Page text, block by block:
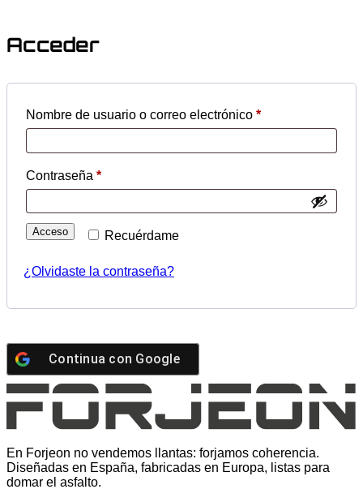
Acceder
Nombre de usuario o correo electrónico *Obligatorio
Contraseña *Obligatorio
Recuérdame
Acceso
¿Olvidaste la contraseña?
Continua con Google
En Forjeon no vendemos llantas: forjamos coherencia.
Diseñadas en España, fabricadas en Europa, listas para
domar el asfalto.